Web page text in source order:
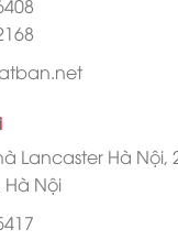
Lancaster Hà Nội,
Nội